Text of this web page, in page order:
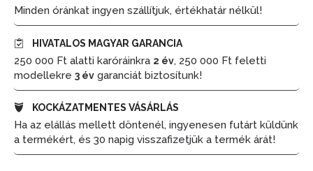
Minden óránkat ingyen szállítjuk, értékhatár nélkül!
HIVATALOS MAGYAR GARANCIA
250 000 Ft alatti karóráinkra 2 év, 250 000 Ft feletti
modellekre 3 év garanciát biztosítunk!
KOCKÁZATMENTES VÁSÁRLÁS
Ha az elállás mellett döntenél, ingyenesen futárt küldünk
a termékért, és 30 napig visszafizetjük a termék árát!